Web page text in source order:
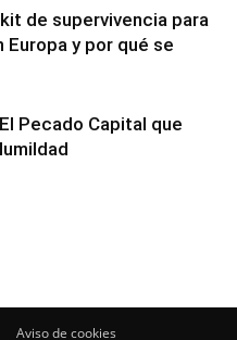
de supervivencia para
Europa y por qué se
Pecado Capital que
Aviso de cookies